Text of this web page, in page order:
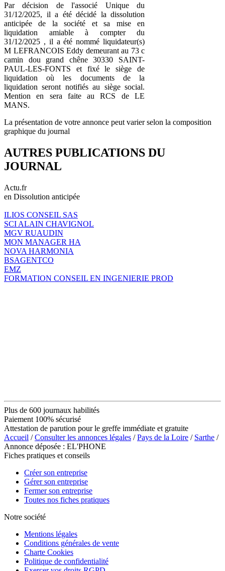
Par décision de l'associé Unique du
31/12/2025, il a été décidé la dissolution
anticipée de la société et sa mise en
liquidation amiable à compter du
31/12/2025 , il a été nommé liquidateur(s)
M LEFRANCOIS Eddy demeurant au 73 c
camin dou grand chêne 30330 SAINT-
PAUL-LES-FONTS et fixé le siège de
liquidation où les documents de la
liquidation seront notifiés au siège social.
Mention en sera faite au RCS de LE
MANS.
La présentation de votre annonce peut varier selon la composition
graphique du journal
AUTRES PUBLICATIONS DU
JOURNAL
Actu.fr
en Dissolution anticipée
ILIOS CONSEIL SAS
SCI ALAIN CHAVIGNOL
MGV RUAUDIN
MON MANAGER HA
NOVA HARMONIA
BSAGENTCO
EMZ
FORMATION CONSEIL EN INGENIERIE PROD
Plus de 600 journaux habilités
Paiement 100% sécurisé
Attestation de parution pour le greffe immédiate et gratuite
Accueil /Consulter les annonces légales /Pays de la Loire / Sarthe /
Annonce déposée : EL'PHONE
Fiches pratiques et conseils
Créer son entreprise
Gérer son entreprise
Fermer son entreprise
Toutes nos fiches pratiques
Notre société
Mentions légales
Conditions générales de vente
Charte Cookies
Politique de confidentialité